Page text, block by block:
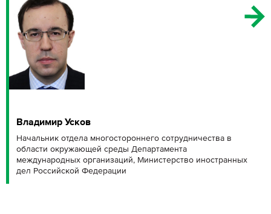
Владимир Усков
Начальник отдела многостороннего сотрудничества в
области окружающей среды Департамента
международных организаций, Министерство иностранных
дел Российской Федерации